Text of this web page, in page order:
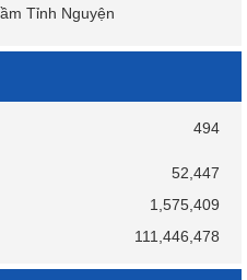
494
52,447
1,575,409
111,446,478